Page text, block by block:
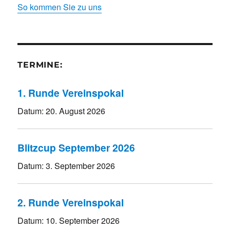
So kommen Sie zu uns
TERMINE:
1. Runde Vereinspokal
Datum:20. August 2026
Blitzcup September 2026
Datum:3. September 2026
2. Runde Vereinspokal
Datum: 10. September 2026